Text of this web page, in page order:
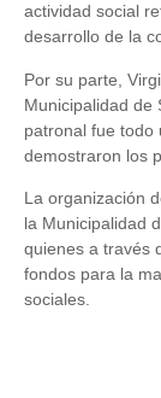
actividad social
desarrollo de la
Por su parte,
Municipalidad de
patronal fue todo
demostraron los
La organización
la Municipalidad
quienes a través
fondos para la
sociales.